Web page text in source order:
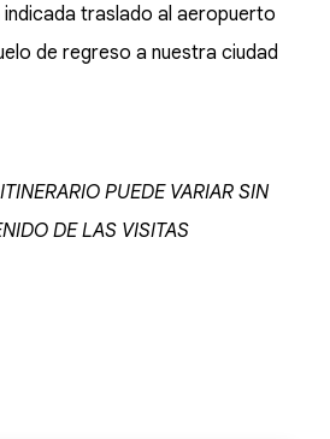
indicada traslado al aeropuerto
de regreso a nuestra ciudad
PUEDE VARIAR SIN
DE LAS VISITAS